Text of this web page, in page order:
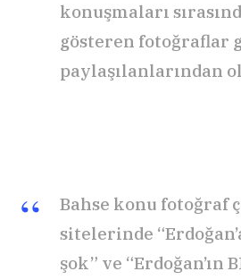
konuşmaları
gösteren fotoğraflar
paylaşılanlarından
Bahse konu fotoğraf
sitelerinde
şok” ve “Erdoğan’ın